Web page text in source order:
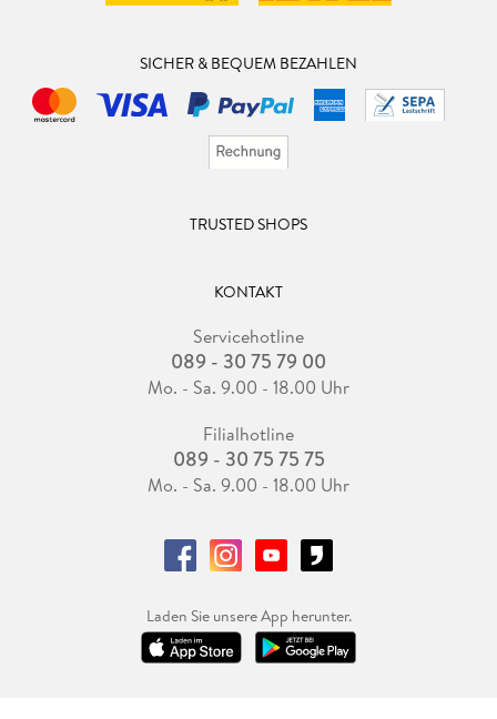
SICHER & BEQUEM BEZAHLEN
TRUSTED SHOPS
KONTAKT
Servicehotline
089 - 30 75 79 00
Mo. - Sa. 9.00 - 18.00 Uhr
Filialhotline
089 - 30 75 75 75
Mo. - Sa. 9.00 - 18.00 Uhr
Laden Sie unsere App herunter.